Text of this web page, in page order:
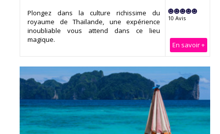
10 Avis
En savoir +
Plongez dans la culture richissime du
royaume de Thaïlande, une expérience
inoubliable vous attend dans ce lieu
magique.